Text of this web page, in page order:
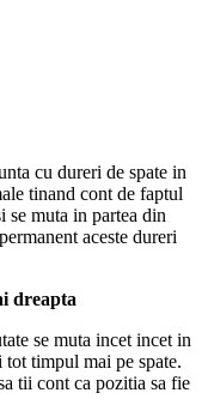
cu dureri de spate in
tinand cont de faptul
se muta in partea din
aceste dureri
dreapta
se muta incet incet in
tot timpul mai pe spate.
tii cont ca pozitia sa fie